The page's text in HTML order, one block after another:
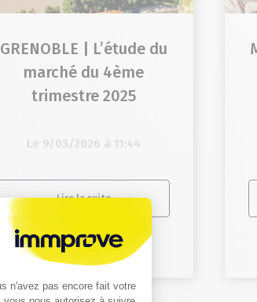
GRENOBLE | L’étude du
marché du 4ème
trimestre 2025
Le 9/03/2026 à 11:44
Lire la suite